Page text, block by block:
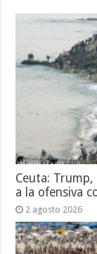
Ceuta:
a la ofensiva
2 agosto 2026